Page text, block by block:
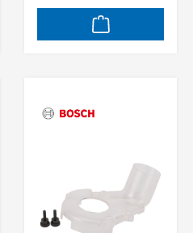
Passend zu: GKF
1600. GMF 1600 CE.